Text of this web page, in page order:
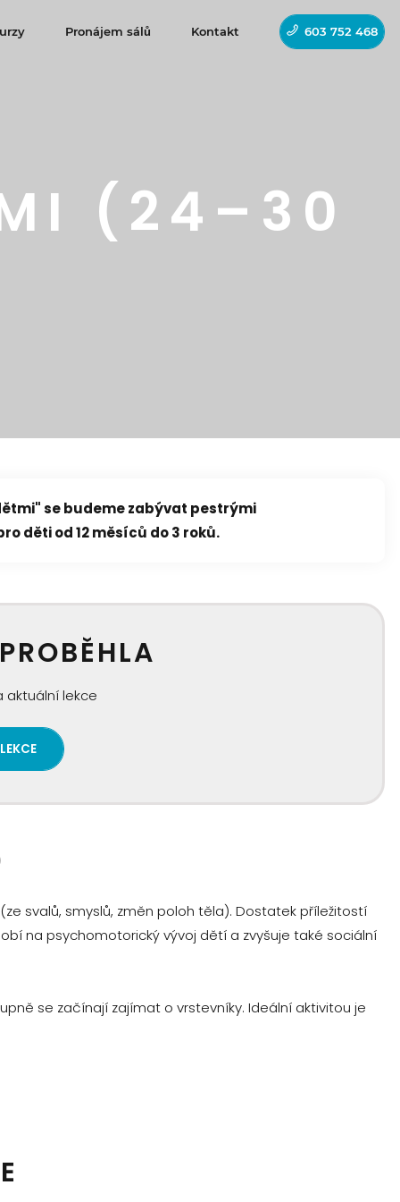
Pronájem sálů Kontakt 603 752 468
(24–30
se budeme zabývat pestrými
děti od 12 měsíců do 3 roků.
aktuální lekce
svalů, smyslů, změn poloh těla). Dostatek příležitostí
na psychomotorický vývoj dětí a zvyšuje také sociální
se začínají zajímat o vrstevníky. Ideální aktivitou je